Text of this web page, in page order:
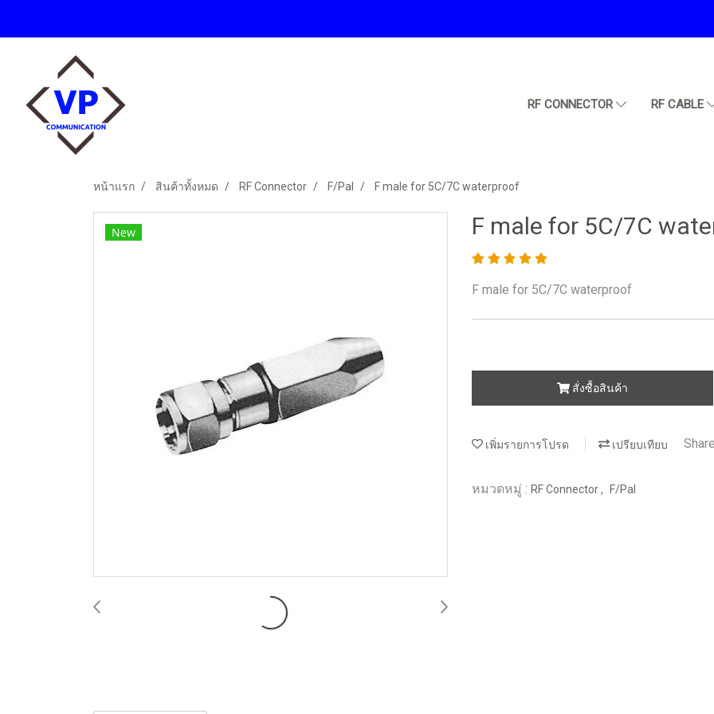
RF CONNECTOR RF CABLE
หน้าแรก สินค้าทั้งหมด RF Connector F/Pal F male for 5C/7C waterproof
New F male for 5C/7C
F male for 5C/7C waterproof
สั่งซื้อสินค้า
เพิ่มรายการโปรด เปรียบเทียบ
หมวดหมู่ : RF Connector, F/Pal